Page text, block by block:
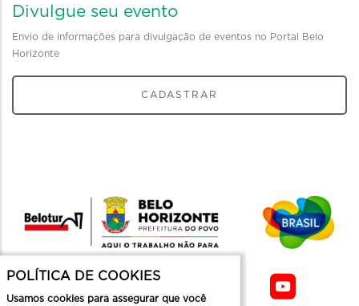
Divulgue seu evento
Envio de informações para divulgação de eventos no Portal Belo
Horizonte
CADASTRAR
POLÍTICA DE COOKIES
Usamos cookies para assegurar que você